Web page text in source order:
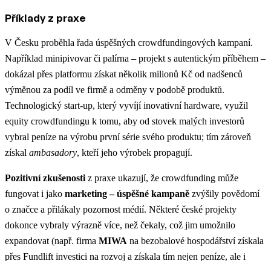
Příklady z praxe
V Česku proběhla řada úspěšných crowdfundingových kampaní.
Například minipivovar či palírna – projekt s autentickým příběhem –
dokázal přes platformu získat několik milionů Kč od nadšenců
výměnou za podíl ve firmě a odměny v podobě produktů.
Technologický start-up, který vyvíjí inovativní hardware, využil
equity crowdfundingu k tomu, aby od stovek malých investorů
vybral peníze na výrobu první série svého produktu; tím zároveň
získal ambasadory, kteří jeho výrobek propagují.
Pozitivní zkušenosti z praxe ukazují, že crowdfunding může
fungovat i jako marketing – úspěšné kampaně zvýšily povědomí
o značce a přilákaly pozornost médií. Některé české projekty
dokonce vybraly výrazně více, než čekaly, což jim umožnilo
expandovat (např. firma MIWA na bezobalové hospodářství získala
přes Fundlift investici na rozvoj a získala tím nejen peníze, ale i